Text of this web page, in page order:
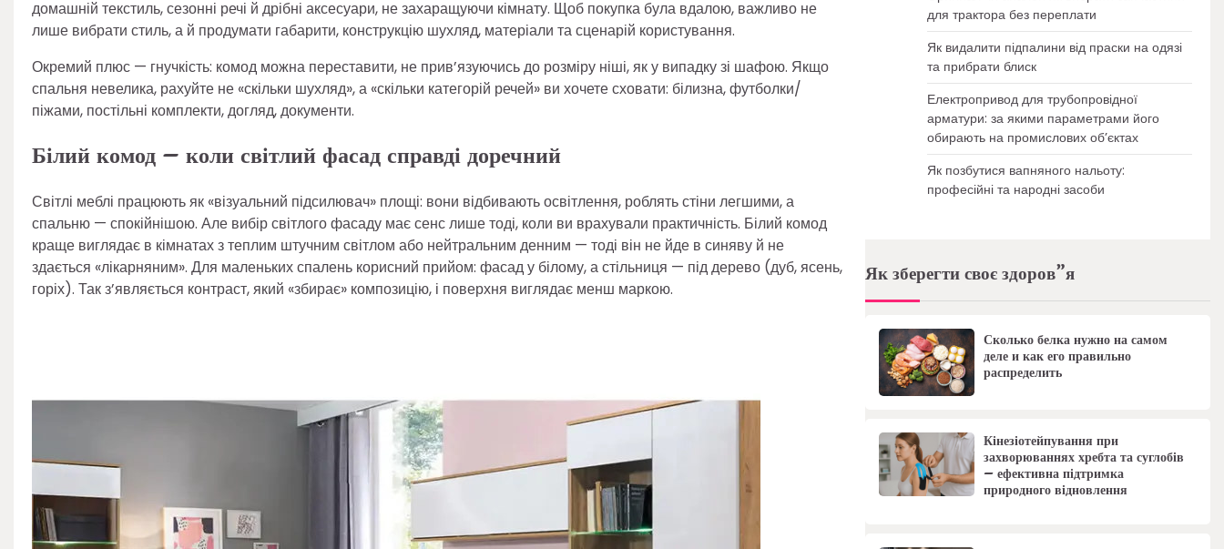
домашній текстиль, сезонні речі й дрібні аксесуари, не захаращуючи кімнату. Щоб покупка була вдалою, важливо не
лише вибрати стиль, а й продумати габарити, конструкцію шухляд, матеріали та сценарій користування.
Окремий плюс — гнучкість: комод можна переставити, не прив’язуючись до розміру ніші, як у випадку зі шафою. Якщо
спальня невелика, рахуйте не «скільки шухляд», а «скільки категорій речей» ви хочете сховати: білизна, футболки/
піжами, постільні комплекти, догляд, документи.
Білий комод – коли світлий фасад справді доречний
Світлі меблі працюють як «візуальний підсилювач» площі: вони відбивають освітлення, роблять стіни легшими, а
спальню — спокійнішою. Але вибір світлого фасаду має сенс лише тоді, коли ви врахували практичність. Білий комод
краще виглядає в кімнатах з теплим штучним світлом або нейтральним денним — тоді він не йде в синяву й не
здається «лікарняним». Для маленьких спалень корисний прийом: фасад у білому, а стільниця — під дерево (дуб, ясень,
горіх). Так з’являється контраст, який «збирає» композицію, і поверхня виглядає менш маркою.
для трактора без переплати
Як видалити підпалини від праски на одязі
та прибрати блиск
Електропривод для трубопровідної
арматури: за якими параметрами його
обирають на промислових об’єктах
Як позбутися вапняного нальоту:
професійні та народні засоби
Як зберегти своє здоров”я
Сколько белка нужно на самом
деле и как его правильно
распределить
Кінезіотейпування при
захворюваннях хребта та суглобів
– ефективна підтримка
природного відновлення